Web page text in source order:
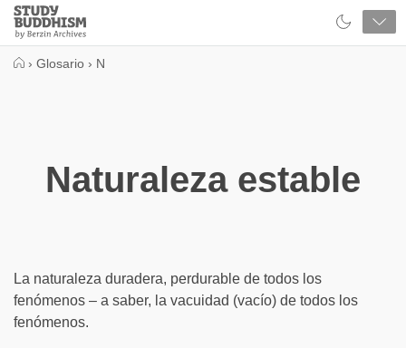
Close
Study
Buddhism
› Glosario › N
Naturaleza estable
La naturaleza duradera, perdurable de todos los
fenómenos – a saber, la vacuidad (vacío) de todos los
fenómenos.